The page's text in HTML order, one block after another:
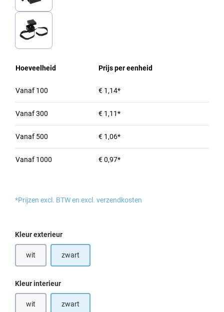
Hoeveelheid Prijs per eenheid
Vanaf 100 € 1,14*
Vanaf300 € 1,11*
Vanaf 500 € 1,06*
Vanaf 1000 € 0,97*
*Prijzen excl. BTW en excl. verzendkosten
Selecteer
Kleur exterieur
wit(Deze optie is momenteel niet beschikbaar.)
zwart
Selecteer
Kleur interieur
wit(Deze optie is momenteel niet beschikbaar.)
zwart